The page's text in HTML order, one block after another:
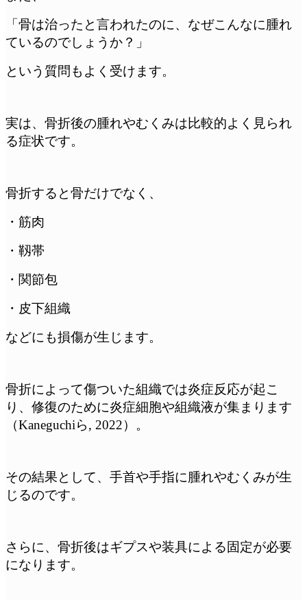
「骨は治ったと言われたのに、なぜこんなに腫れ
ているのでしょうか？」
という質問もよく受けます。
実は、骨折後の腫れやむくみは比較的よく見られ
る症状です。
骨折すると骨だけでなく、
・筋肉
・靱帯
・関節包
・皮下組織
などにも損傷が生じます。
骨折によって傷ついた組織では炎症反応が起こ
り、修復のために炎症細胞や組織液が集まります
（Kaneguchiら, 2022）。
その結果として、手首や手指に腫れやむくみが生
じるのです。
さらに、骨折後はギプスや装具による固定が必要
になります。